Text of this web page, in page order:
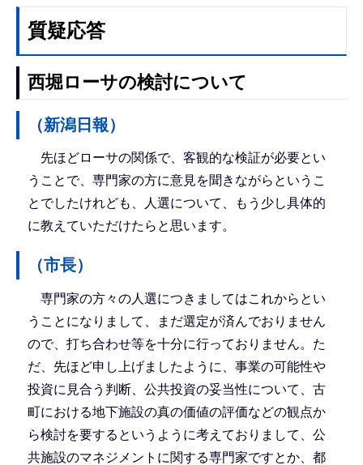
質疑応答
西堀ローサの検討について
（新潟日報）
先ほどローサの関係で、客観的な検証が必要とい
うことで、専門家の方に意見を聞きながらというこ
とでしたけれども、人選について、もう少し具体的
に教えていただけたらと思います。
（市長）
専門家の方々の人選につきましてはこれからとい
うことになりまして、まだ選定が済んでおりません
ので、打ち合わせ等を十分に行っておりません。た
だ、先ほど申し上げましたように、事業の可能性や
投資に見合う判断、公共投資の妥当性について、古
町における地下施設の真の価値の評価などの観点か
ら検討を要するというように考えておりまして、公
共施設のマネジメントに関する専門家ですとか、都